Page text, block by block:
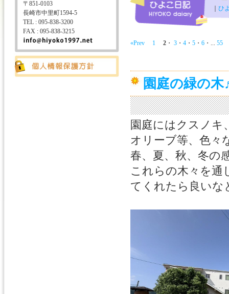
〒851-0103
長崎市中里町1594-5
TEL : 095-838-3200
FAX : 095-838-3215
ひ
«Prev 1 2 ・ 3 ・ 4 ・ 5 ・ 6 ・ ... 55
園庭の緑の
園庭にはクスノキ
オリーブ等、色々
春、夏、秋、冬の
これらの木々を通
てくれたら良いな